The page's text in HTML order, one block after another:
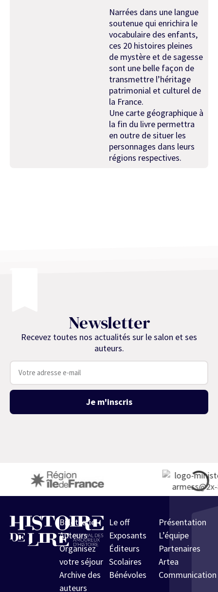
Narrées dans une langue
soutenue qui enrichira le
vocabulaire des enfants,
ces 20 histoires pleines
de mystère et de sagesse
sont une belle façon de
transmettre l’héritage
patrimonial et culturel de
la France.
Une carte géographique à
la fin du livre permettra
en outre de situer les
personnages dans leurs
régions respectives.
Newsletter
Recevez toutes nos actualités sur le salon et ses
auteurs.
Je m'inscris
Billetterie
Auteurs
Organisez
votre séjour
Archive des
auteurs
Le off
Exposants
Éditeurs
Scolaires
Bénévoles
Présentation
L’équipe
Partenaires
Artea
Communication